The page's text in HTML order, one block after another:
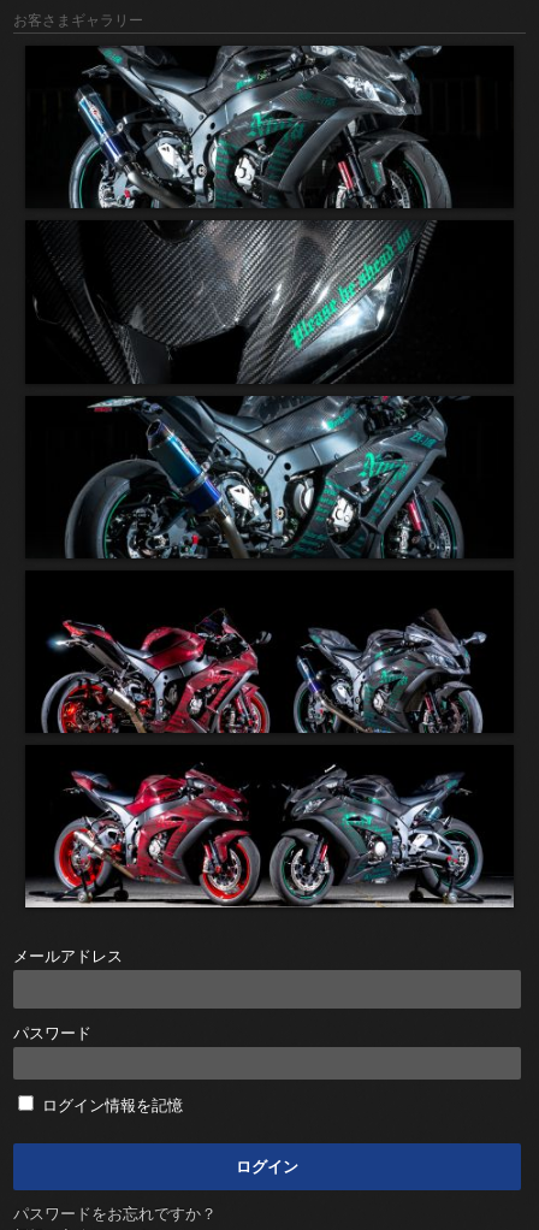
お客さまギャラリー
メールアドレス
パスワード
ログイン情報を記憶
パスワードをお忘れですか？